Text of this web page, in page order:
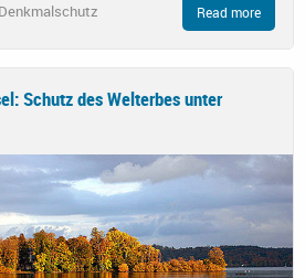
Denkmalschutz Read more
Schutz des Welterbes unter